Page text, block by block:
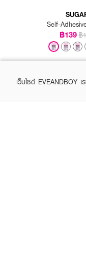
Self-
฿139฿
เว็บไซต์ EVEANDBOY